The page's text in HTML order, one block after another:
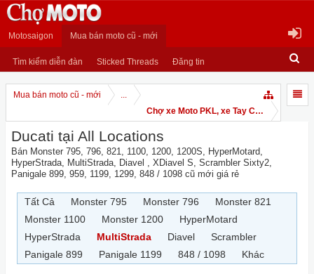
Motosaigon Mua bán moto cũ - mới
Tìm kiếm diễn đàn Sticked Threads Đăng tin
Mua bán moto cũ - mới
...
Chợ xe Moto PKL, xe Tay Côn
Ducati tại All Locations
Bán Monster 795, 796, 821, 1100, 1200, 1200S, HyperMotard,
HyperStrada, MultiStrada, Diavel , XDiavel S, Scrambler Sixty2,
Panigale 899, 959, 1199, 1299, 848 / 1098 cũ mới giá rẻ
Tất Cả Monster 795 Monster 796
Monster 821
Monster 1100
Monster 1200
HyperMotard
HyperStrada
MultiStrada Diavel
Scrambler
Panigale 899
Panigale 1199 848 / 1098 Khác